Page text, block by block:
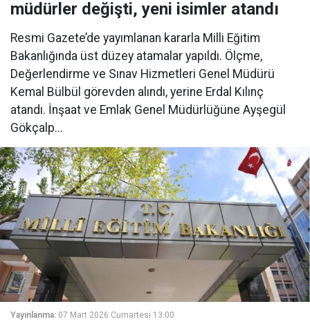
müdürler değişti, yeni isimler atandı
Resmi Gazete’de yayımlanan kararla Milli Eğitim
Bakanlığında üst düzey atamalar yapıldı. Ölçme,
Değerlendirme ve Sınav Hizmetleri Genel Müdürü
Kemal Bülbül görevden alındı, yerine Erdal Kılınç
atandı. İnşaat ve Emlak Genel Müdürlüğüne Ayşegül
Gökçalp...
Yayınlanma: 07 Mart 2026 Cumartesi 13:00